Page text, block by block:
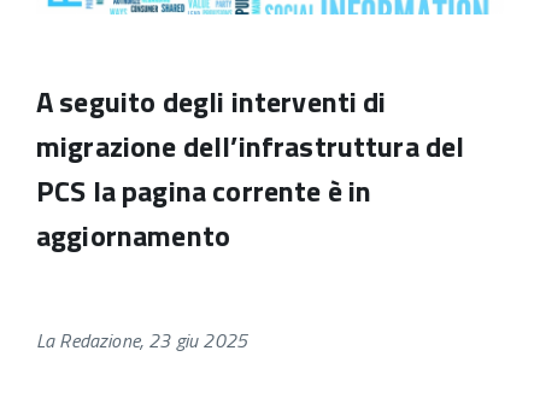
A seguito degli interventi di
migrazione dell’infrastruttura del
PCS la pagina corrente è in
aggiornamento
La Redazione, 23 giu 2025